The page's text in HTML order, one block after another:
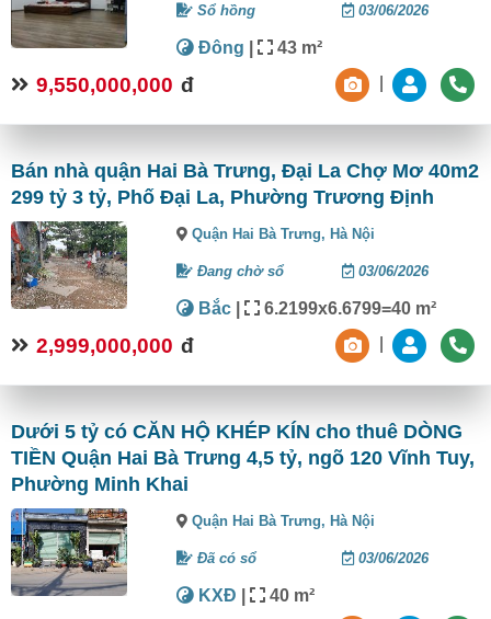
Sổ hồng 03/06/2026
Đông | 43 m²
9,550,000,000 đ
Bán nhà quận Hai Bà Trưng, Đại La Chợ Mơ 40m2
299 tỷ 3 tỷ, Phố Đại La, Phường Trương Định
Quận Hai Bà Trưng,Hà Nội
Đang chờ sổ 03/06/2026
Bắc | 6.2199x6.6799=40 m²
2,999,000,000 đ
Dưới 5 tỷ có CĂN HỘ KHÉP KÍN cho thuê DÒNG
TIỀN Quận Hai Bà Trưng 4,5 tỷ, ngõ 120 Vĩnh Tuy,
Phường Minh Khai
Quận Hai Bà Trưng,Hà Nội
Đã có sổ 03/06/2026
KXĐ | 40 m²